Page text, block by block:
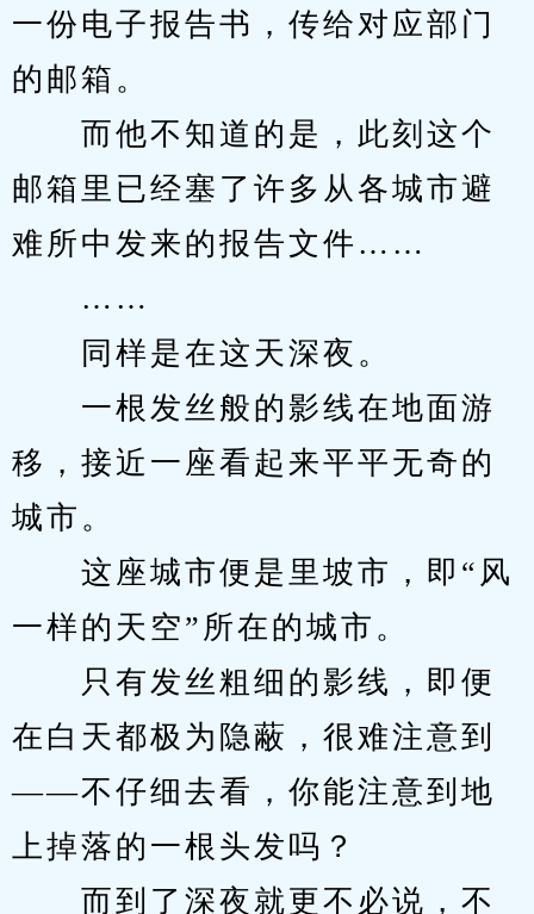
一份电子报告书，传给对应部门
的邮箱。
而他不知道的是，此刻这个
邮箱里已经塞了许多从各城市避
难所中发来的报告文件……
……
同样是在这天深夜。
一根发丝般的影线在地面游
移，接近一座看起来平平无奇的
城市。
这座城市便是里坡市，即“风
一样的天空”所在的城市。
只有发丝粗细的影线，即便
在白天都极为隐蔽，很难注意到
——不仔细去看，你能注意到地
上掉落的一根头发吗？
而到了深夜就更不必说，不